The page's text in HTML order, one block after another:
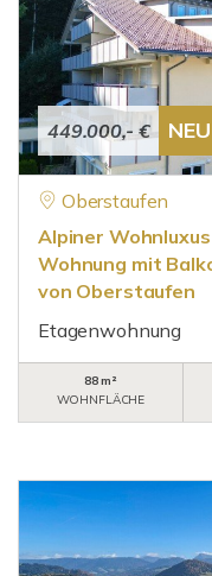
449.000,- € NEU
Oberstaufen
Alpiner
Wohnung mit
von Oberstaufen
Etagenwohnung
88 m²
WOHNFLÄCHE